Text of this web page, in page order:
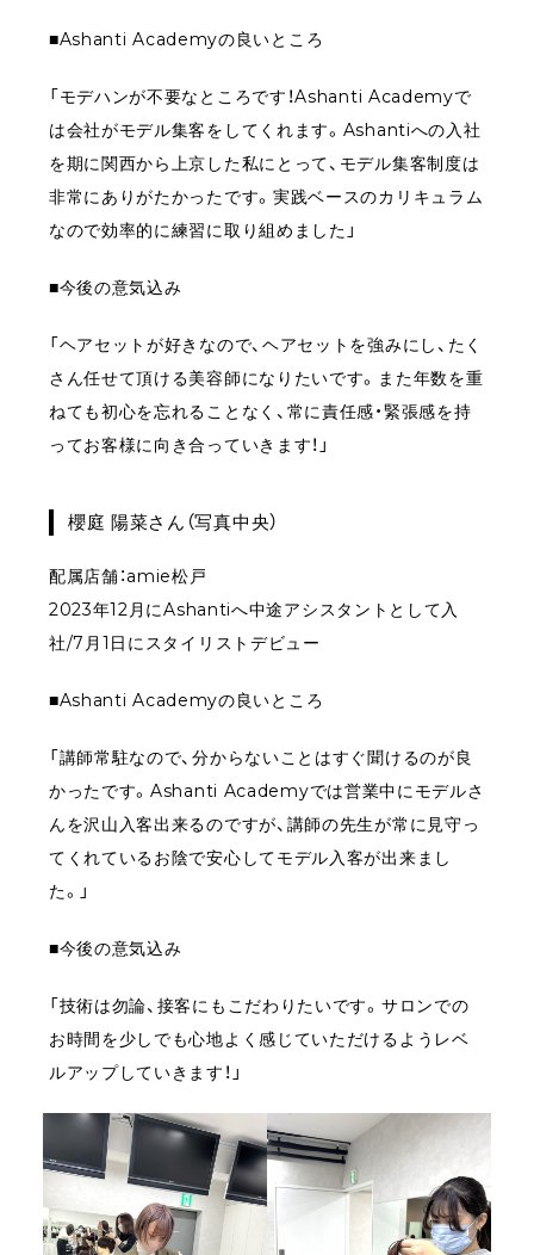
■Ashanti Academyの良いところ
「モデハンが不要なところです！Ashanti Academyで
は会社がモデル集客をしてくれます。Ashantiへの入社
を期に関西から上京した私にとって、モデル集客制度は
非常にありがたかったです。実践ベースのカリキュラム
なので効率的に練習に取り組めました」
■今後の意気込み
「ヘアセットが好きなので、ヘアセットを強みにし、たく
さん任せて頂ける美容師になりたいです。また年数を重
ねても初心を忘れることなく、常に責任感・緊張感を持
ってお客様に向き合っていきます！」
櫻庭 陽菜さん（写真中央）
配属店舗：amie松戸
2023年12月にAshantiへ中途アシスタントとして入
社/7月1日にスタイリストデビュー
■Ashanti Academyの良いところ
「講師常駐なので、分からないことはすぐ聞けるのが良
かったです。Ashanti Academyでは営業中にモデルさ
んを沢山入客出来るのですが、講師の先生が常に見守っ
てくれているお陰で安心してモデル入客が出来まし
た。」
■今後の意気込み
「技術は勿論、接客にもこだわりたいです。サロンでの
お時間を少しでも心地よく感じていただけるようレベ
ルアップしていきます！」